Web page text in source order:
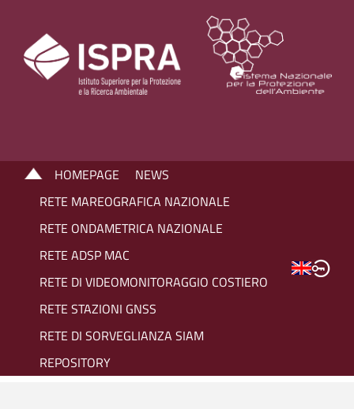
HOMEPAGE
NEWS
RETE MAREOGRAFICA NAZIONALE
RETE ONDAMETRICA NAZIONALE
RETE ADSP MAC
RETE DI VIDEOMONITORAGGIO COSTIERO
RETE STAZIONI GNSS
RETE DI SORVEGLIANZA SIAM
REPOSITORY